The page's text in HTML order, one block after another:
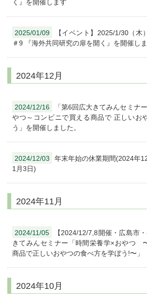
く』を開催します
2025/01/09
【イベント】2025/1/30（木
＃9 『海外共同研究の扉を開く』を開催し
2024年12月
2024/12/16
「第6回広大きてみんセミ
やつ～コンビニで買える商品で 正しいお
う」を開催しました。
2024/12/03
年末年始の休業期間(2024年
1月3日)
2024年11月
2024/11/05
【2024/12/7,8開催・広島市
きてみんセミナー「時間栄養学×おやつ
商品で正しいおやつの食べ方を学ぼう!〜」
2024年10月